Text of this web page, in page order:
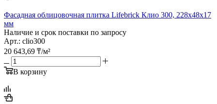
Фасадная облицовочная плитка Lifebrick Клио 300, 228х48х17
мм
Наличие и срок поставки по запросу
Арт.: clio300
20 643,69 ₸/м²
В корзину